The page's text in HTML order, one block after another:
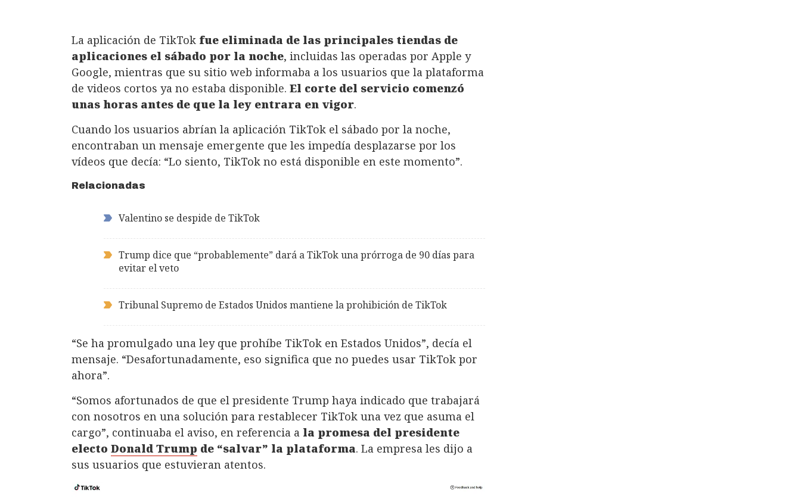
La aplicación de TikTok fue eliminada de las principales tiendas de
aplicaciones el sábado por la noche, incluidas las operadas por Apple y
Google, mientras que su sitio web informaba a los usuarios que la plataforma
de videos cortos ya no estaba disponible. El corte del servicio comenzó
unas horas antes de que la ley entrara en vigor.
Cuando los usuarios abrían la aplicación TikTok el sábado por la noche,
encontraban un mensaje emergente que les impedía desplazarse por los
vídeos que decía: “Lo siento, TikTok no está disponible en este momento”.
Relacionadas
Valentino se despide de TikTok
Trump dice que “probablemente” dará a TikTok una prórroga de 90 días para
evitar el veto
Tribunal Supremo de Estados Unidos mantiene la prohibición de TikTok
“Se ha promulgado una ley que prohíbe TikTok en Estados Unidos”, decía el
mensaje. “Desafortunadamente, eso significa que no puedes usar TikTok por
ahora”.
“Somos afortunados de que el presidente Trump haya indicado que trabajará
con nosotros en una solución para restablecer TikTok una vez que asuma el
cargo”, continuaba el aviso, en referencia a la promesa del presidente
electo Donald Trump de “salvar” la plataforma. La empresa les dijo a
sus usuarios que estuvieran atentos.